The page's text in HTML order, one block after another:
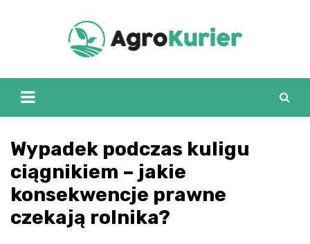
Wypadek podczas kuligu
ciągnikiem – jakie
konsekwencje prawne
czekają rolnika?